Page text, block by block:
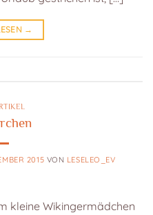
→
2015 VON LESELEO_EV
kleine Wikingermädchen